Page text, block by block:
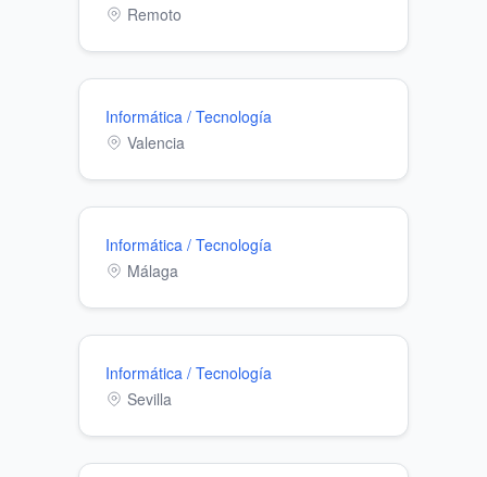
Remoto
Informática / Tecnología
Valencia
Informática / Tecnología
Málaga
Informática / Tecnología
Sevilla